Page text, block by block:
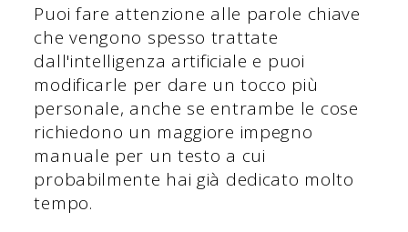
Puoi fare attenzione alle parole chiave
che vengono spesso trattate
dall'intelligenza artificiale e puoi
modificarle per dare un tocco più
personale, anche se entrambe le cose
richiedono un maggiore impegno
manuale per un testo a cui
probabilmente hai già dedicato molto
tempo.